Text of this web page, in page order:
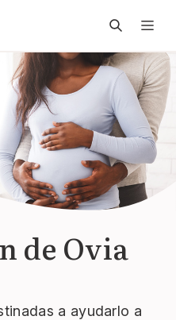
de Ovia
a ayudarlo a